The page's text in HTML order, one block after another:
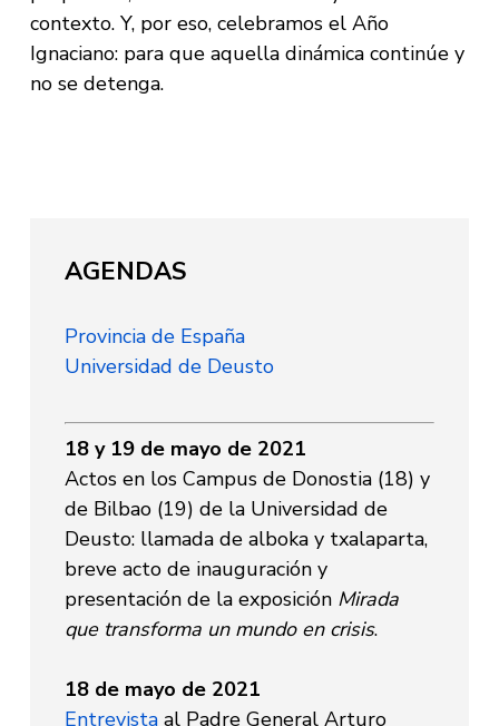
contexto. Y, por eso, celebramos el Año
Ignaciano: para que aquella dinámica continúe y
no se detenga.
AGENDAS
Provincia de España
Universidad de Deusto
18 y 19 de mayo de 2021
Actos en los Campus de Donostia (18) y
de Bilbao (19) de la Universidad de
Deusto: llamada de alboka y txalaparta,
breve acto de inauguración y
presentación de la exposición Mirada
que transforma un mundo en crisis.
18 de mayo de 2021
Entrevista al Padre General Arturo